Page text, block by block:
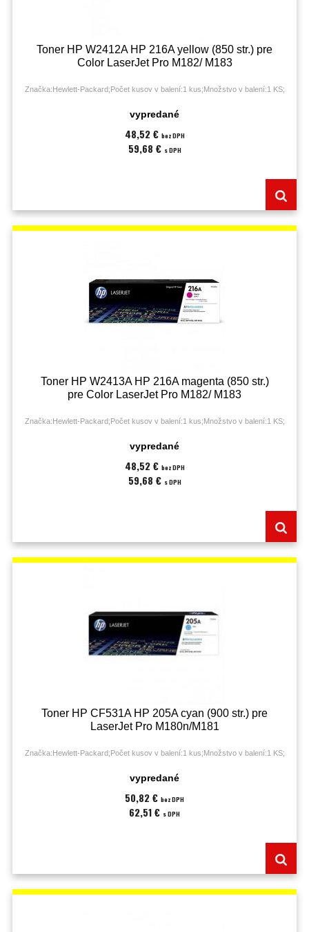
Toner HP W2412A HP 216A yellow (850 str.) pre
Color LaserJet Pro M182/ M183
Značka:Hewlett-Packard;Počet kusov v balení:1 kus;Množstvo v balení:1 KS;
vypredané
48,52 € bez DPH
59,68 € s DPH
Toner HP W2413A HP 216A magenta (850 str.)
pre Color LaserJet Pro M182/ M183
Značka:Hewlett-Packard;Počet kusov v balení:1 kus;Množstvo v balení:1 KS;
vypredané
48,52 € bez DPH
59,68 € s DPH
Toner HP CF531A HP 205A cyan (900 str.) pre
LaserJet Pro M180n/M181
Značka:Hewlett-Packard;Počet kusov v balení:1 kus;Množstvo v balení:1 KS;
vypredané
50,82 € bez DPH
62,51 € s DPH